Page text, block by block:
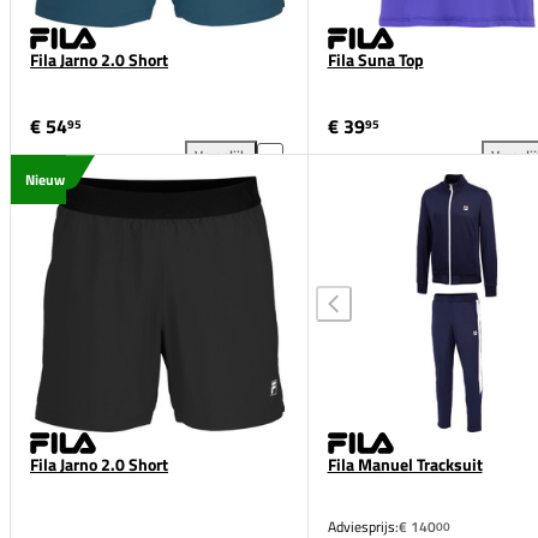
Fila Jarno 2.0 Short
€ 5495
Vergelijk
Fila Jarno 2.0 Short toevoegen aan vergelijking
Fila Suna Top
€ 3995
Nieuw
Fila Jarno 2.0 Short Fila Manuel Tracksuit
Adviesprijs:€ 14000